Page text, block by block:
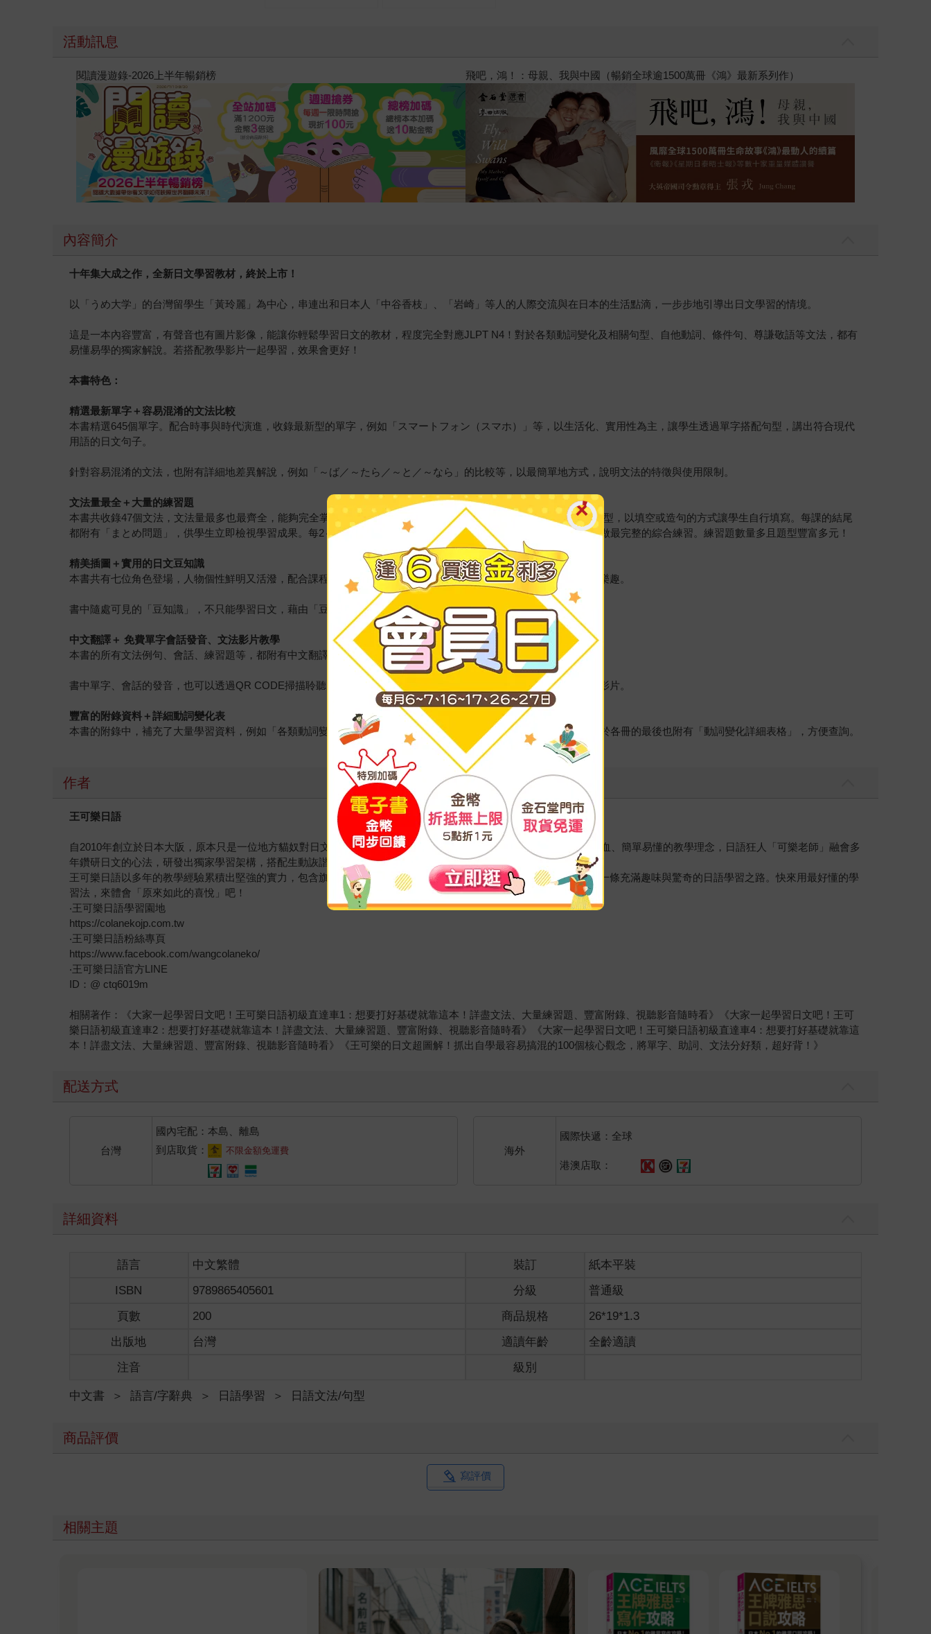
活動訊息
閱讀漫遊錄-2026上半年暢銷榜 飛吧，鴻！：母親、我與中國（暢銷全球逾1500萬冊《鴻》最新系列作）
內容簡介
十年集大成之作，全新日文學習教材，終於上市！
以「うめ大学」的台灣留學生「黃玲麗」為中心，串連出和日本人「中谷香枝」、「岩崎」等人的人際交流與在日本的生活點滴，一步步地引導出日文學習的情境。
這是一本內容豐富，有聲音也有圖片影像，能讓你輕鬆學習日文的教材，程度完全對應JLPT N4！對於各類動詞變化及相關句型、自他動詞、條件句、尊謙敬語等文法，都有
易懂易學的獨家解說。若搭配教學影片一起學習，效果會更好！
本書特色：
精選最新單字＋容易混淆的文法比較
本書精選645個單字。配合時事與時代演進，收錄最新型的單字，例如「スマートフォン（スマホ）」等，以生活化、實用性為主，讓學生透過單字搭配句型，講出符合現代
用語的日文句子。
針對容易混淆的文法，也附有詳細地差異解說，例如「～ば／～たら／～と／～なら」的比較等，以最簡單地方式，說明文法的特徵與使用限制。
文法量最全＋大量的練習題
本書共收錄47個文法，文法量最多也最齊全，能夠完全掌握JLPT的必考內容。每個文法中導入大量練習，依據不同句型，以填空或造句的方式讓學生自行填寫。每課的結尾
都附有「まとめ問題」，供學生立即檢視學習成果。每2～3課會再有一個「復習」，特別針對這幾課所收錄的文法，做最完整的綜合練習。練習題數量多且題型豐富多元！
精美插圖＋實用的日文豆知識
本書共有七位角色登場，人物個性鮮明又活潑，配合課程及不同的會話場景，更有相對應的插圖，能增加日文學習的樂趣。
書中隨處可見的「豆知識」，不只能學習日文，藉由「豆知識」更能親近日本的文化習俗。
中文翻譯＋ 免費單字會話發音、文法影片教學
本書的所有文法例句、會話、練習題等，都附有中文翻譯，並提供解答別冊，不需另外購買。
書中單字、會話的發音，也可以透過QR CODE掃描聆聽，對於部分較難理解的文法，更能使用COCOAR 2觀看教學影片。
豐富的附錄資料＋詳細動詞變化表
本書的附錄中，補充了大量學習資料，例如「各類動詞變化的練習（初級2）」、「他／自動詞彙整（初級3）」等，於各冊的最後也附有「動詞變化詳細表格」，方便查詢。
作者
王可樂日語
自2010年創立於日本大阪，原本只是一位地方貓奴對日文的熱情，如今已發展為知名線上日語學習社群。本持一針見血、簡單易懂的教學理念，日語狂人「可樂老師」融會多
年鑽研日文的心法，研發出獨家學習架構，搭配生動詼諧的解說，單字文法通通ok。
王可樂日語以多年的教學經驗累積出堅強的實力，包含旗下台日師資群、課程企劃團隊、以及線上共學社群，打造出一條充滿趣味與驚奇的日語學習之路。快來用最好懂的學
習法，來體會「原來如此的喜悅」吧！
‧王可樂日語學習園地
https://colanekojp.com.tw
‧王可樂日語粉絲專頁
https://www.facebook.com/wangcolaneko/
‧王可樂日語官方LINE
ID：@ ctq6019m
相關著作：《大家一起學習日文吧！王可樂日語初級直達車1：想要打好基礎就靠這本！詳盡文法、大量練習題、豐富附錄、視聽影音隨時看》《大家一起學習日文吧！王可
樂日語初級直達車2：想要打好基礎就靠這本！詳盡文法、大量練習題、豐富附錄、視聽影音隨時看》《大家一起學習日文吧！王可樂日語初級直達車4：想要打好基礎就靠這
本！詳盡文法、大量練習題、豐富附錄、視聽影音隨時看》《王可樂的日文超圖解！抓出自學最容易搞混的100個核心觀念，將單字、助詞、文法分好類，超好背！》
配送方式
台灣
國內宅配：本島、離島
到店取貨：
不限金額免運費 海外
國際快遞：全球
港澳店取：
詳細資料
語言 中文繁體 裝訂
紙本平裝
ISBN
9789865405601 分級
普通級
頁數
200 商品規格
26*19*1.3
出版地
台灣 適讀年齡
全齡適讀
注音
級別
中文書 ＞ 語言/字辭典 ＞ 日語學習 ＞ 日語文法/句型
商品評價
寫評價
相關主題